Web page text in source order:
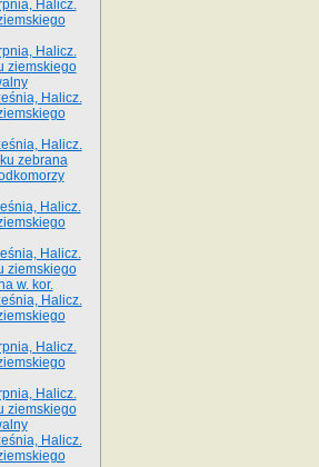
Halicz.
Halicz.
ziemskiego
Halicz.
Halicz.
zebrana
Halicz.
Halicz.
ziemskiego
w. kor.
Halicz.
Halicz.
Halicz.
ziemskiego
Halicz.